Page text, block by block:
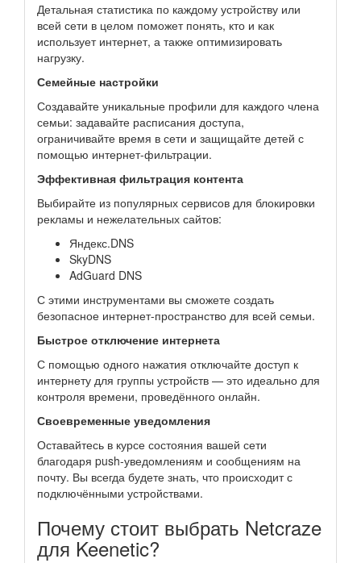
Детальная статистика по каждому устройству или
всей сети в целом поможет понять, кто и как
использует интернет, а также оптимизировать
нагрузку.
Семейные настройки
Создавайте уникальные профили для каждого члена
семьи: задавайте расписания доступа,
ограничивайте время в сети и защищайте детей с
помощью интернет-фильтрации.
Эффективная фильтрация контента
Выбирайте из популярных сервисов для блокировки
рекламы и нежелательных сайтов:
Яндекс.DNS
SkyDNS
AdGuard DNS
С этими инструментами вы сможете создать
безопасное интернет-пространство для всей семьи.
Быстрое отключение интернета
С помощью одного нажатия отключайте доступ к
интернету для группы устройств — это идеально для
контроля времени, проведённого онлайн.
Своевременные уведомления
Оставайтесь в курсе состояния вашей сети
благодаря push-уведомлениям и сообщениям на
почту. Вы всегда будете знать, что происходит с
подключёнными устройствами.
Почему стоит выбрать Netcraze
для Keenetic?